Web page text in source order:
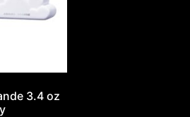
3.4 oz